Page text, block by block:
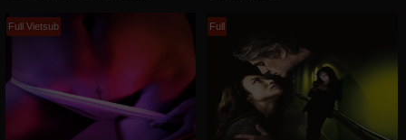
Full Vietsub Full